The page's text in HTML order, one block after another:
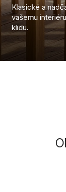
Klasické a
vašemu
klidu.